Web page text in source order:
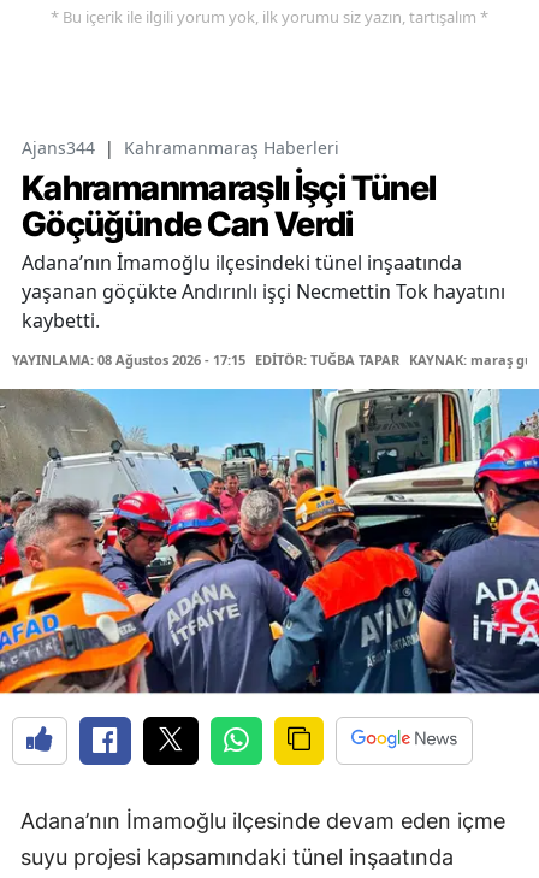
* Bu içerik ile ilgili yorum yok, ilk yorumu siz yazın, tartışalım *
Ajans344 | Kahramanmaraş Haberleri
Kahramanmaraşlı İşçi Tünel
Göçüğünde Can Verdi
Adana’nın İmamoğlu ilçesindeki tünel inşaatında
yaşanan göçükte Andırınlı işçi Necmettin Tok hayatını
kaybetti.
YAYINLAMA: 08 Ağustos 2026 - 17:15 EDİTÖR: TUĞBA TAPAR KAYNAK: maraş
Adana’nın İmamoğlu ilçesinde devam eden içme
suyu projesi kapsamındaki tünel inşaatında